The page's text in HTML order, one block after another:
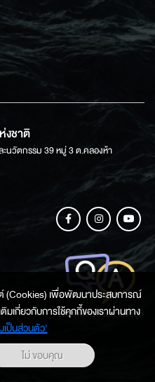
ชาติ
นวัตกรรม 39 หมู่ 3 ต.คลองห้า
ช่องทางการสอบถามข้อมูล
ต์ (Cookies) เพื่อพัฒนาประสบการณ์
เกี่ยวกับการใช้คุกกี้ของเราผ่านทาง
เป็นส่วนตัว'
ไม่ ขอบคุณ